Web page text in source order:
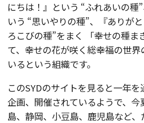
にちは！』という “ふれあいの種
いう “思いやりの種”、『ありが
ろこびの種”をまく 「幸せの種ま
て、幸せの花が咲く総幸福の世
いるという組織です。
このSYDのサイトを見ると一年を
企画、開催されているようで、
島、静岡、小豆島、鹿児島など